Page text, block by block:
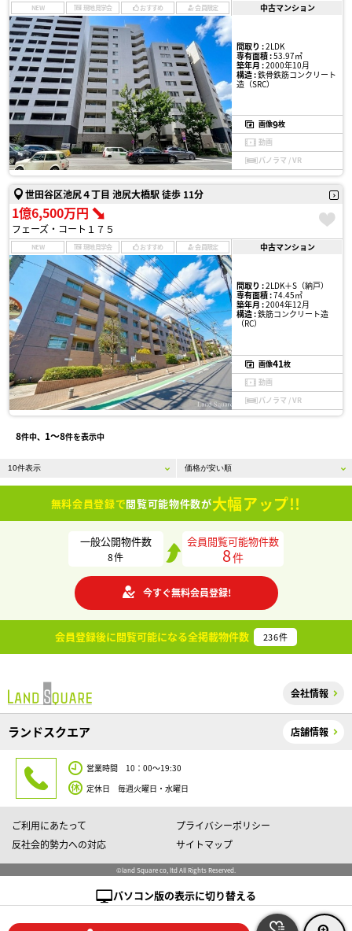
NEW 現地見学会 おすすめ 会員限定 中古マンション
間取り :2LDK
専有面積 :53.97㎡
築年月 :2000年10月
構造 :鉄骨鉄筋コンクリート
造（SRC）
画像9枚
動画
パノラマ / VR
世田谷区池尻４丁目 池尻大橋駅 徒歩 11分
1億6,500万円
フェーズ・コート１７５
NEW 現地見学会 おすすめ 会員限定 中古マンション
間取り :2LDK＋S（納戸）
専有面積 :74.45㎡
築年月 :2004年12月
構造 :鉄筋コンクリート造
（RC）
画像41枚
動画
パノラマ / VR
8件中、 1〜8件を表示中
無料会員登録で閲覧可能物件数が大幅アップ!!
一般公開物件数
8件
会員閲覧可能物件数
8件
今すぐ無料会員登録!
会員登録後に閲覧可能になる全掲載物件数 236件
会社情報
ランドスクエア 店舗情報
営業時間 10：00～19:30
定休日 毎週火曜日・水曜日
ご利用にあたって
プライバシーポリシー
反社会的勢力への対応
サイトマップ
©land Square co, ltd All Rights Reserved.
パソコン版の表示に切り替える